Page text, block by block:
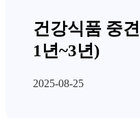
건강식품 중
1년~3년)
2025-08-25